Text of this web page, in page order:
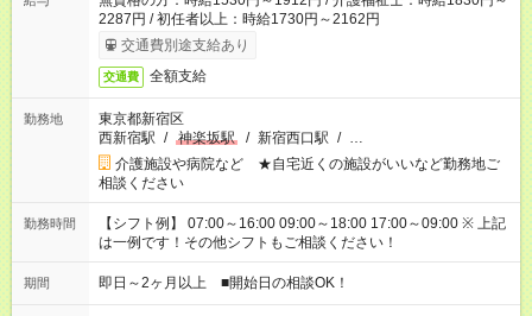
2287円 / 初任者以上：時給1730円～2162円
交通費別途支給あり
交通費 全額支給
勤務地
東京都新宿区
西新宿駅 / 神楽坂駅 / 新宿西口駅 / …
介護施設や病院など ★自宅近くの施設がいいなど勤務地ご
相談ください
勤務時間
【シフト例】 07:00～16:00 09:00～18:00 17:00～09:00 ※ 上記
は一例です！その他シフトもご相談ください！
期間 即日～2ヶ月以上 ■開始日の相談OK！